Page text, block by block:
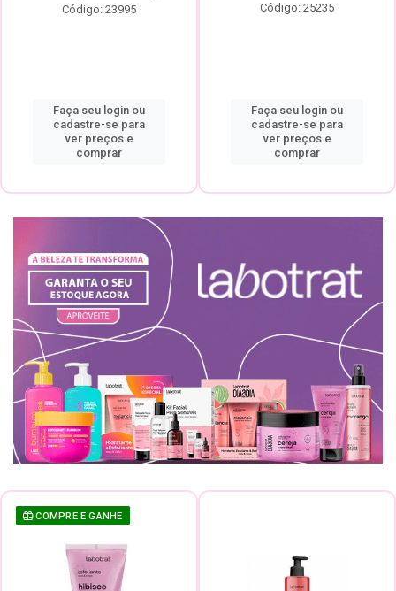
Código: 23995
Faça seu login ou
cadastre-se para
ver preços e
comprar
Código: 25235
Faça seu login ou
cadastre-se para
ver preços e
comprar
COMPRE E GANHE